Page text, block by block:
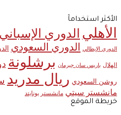
الأكثر استخدامآ
الأهلي الدوري الإسباني
الدوري الإيطالي الدوري السعودي
الهلال باريس سان جيرمان برشلونة
روشن السعودي ريال مدريد
مانشستر سيتي مانشستر يونايتد
خريطة الموقع